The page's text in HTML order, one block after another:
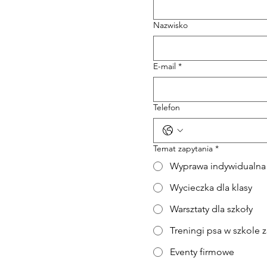
Nazwisko
E-mail *
Telefon
Temat zapytania *
Wyprawa indywidualna
Wycieczka dla klasy
Warsztaty dla szkoły
Treningi psa w szkole
Eventy firmowe